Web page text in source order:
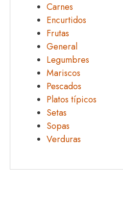
Carnes
Encurtidos
Frutas
General
Legumbres
Mariscos
Pescados
Platos típicos
Setas
Sopas
Verduras